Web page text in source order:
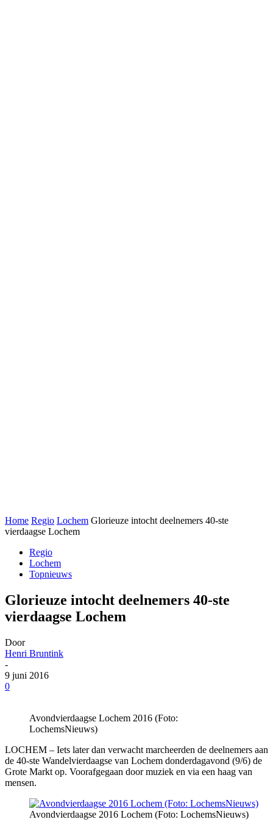
Home Regio Lochem Glorieuze intocht deelnemers 40-ste
vierdaagse Lochem
Regio
Lochem
Topnieuws
Glorieuze intocht deelnemers 40-ste
vierdaagse Lochem
Door
Henri Bruntink
-
9 juni 2016
0
Avondvierdaagse Lochem 2016 (Foto:
LochemsNieuws)
LOCHEM – Iets later dan verwacht marcheerden de deelnemers aan
de 40-ste Wandelvierdaagse van Lochem donderdagavond (9/6) de
Grote Markt op. Voorafgegaan door muziek en via een haag van
mensen.
Avondvierdaagse 2016 Lochem (Foto: LochemsNieuws)